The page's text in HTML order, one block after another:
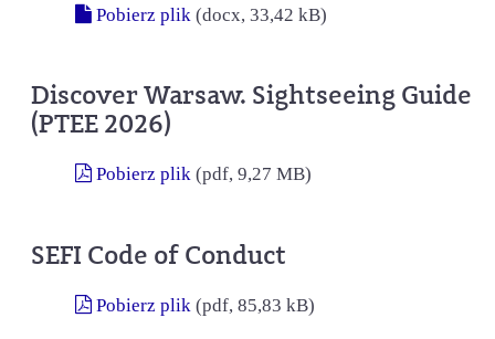
Pobierz plik (docx, 33,42 kB)
Discover Warsaw. Sightseeing Guide
(PTEE 2026)
Pobierz plik (pdf, 9,27 MB)
SEFI Code of Conduct
Pobierz plik (pdf, 85,83 kB)